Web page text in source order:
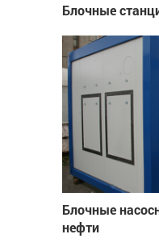
Блочные
Блочные
нефти